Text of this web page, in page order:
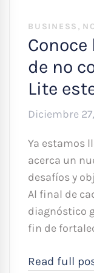
BUSINESS ,
de no
Lite
Diciembre
Ya estamos
acerca un
desafíos y
Al final de
diagnóstico
fin de
Read full